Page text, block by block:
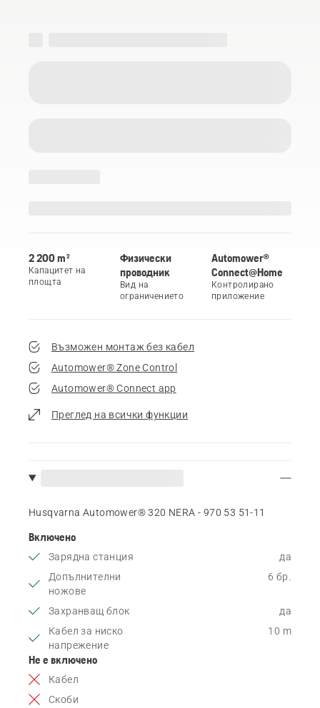
2 200 m²
Капацитет на
площта
Физически
проводник
Вид на
ограничението
Automower®
Connect@Home
Контролирано
приложение
Възможен монтаж без кабел
Automower® Zone Control
Automower® Connect app
Преглед на всички функции
Husqvarna Automower® 320 NERA - 970 53 51‑11
Включено
Зарядна станция
да
Допълнителни
ножове
6 бр.
Захранващ блок
да
Кабел за ниско
напрежение
10 m
Не е включено
Кабел
Скоби